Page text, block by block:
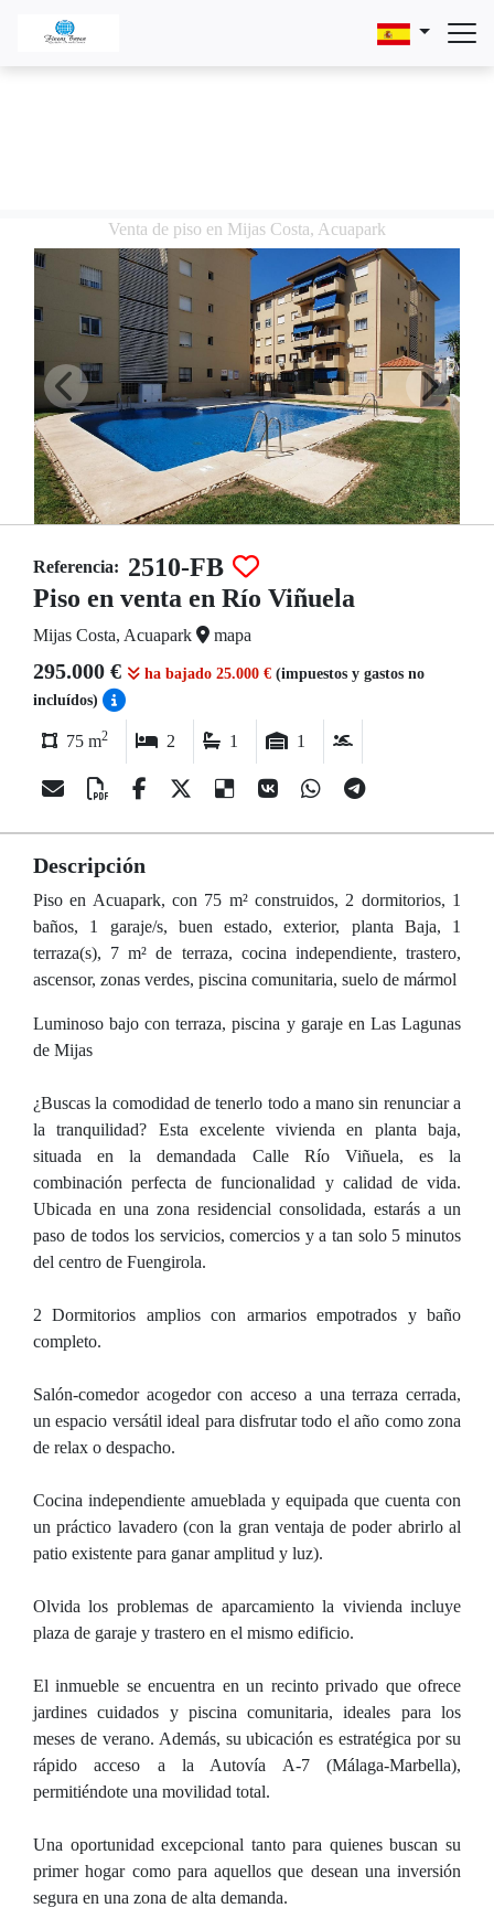
Venta de piso en Mijas Costa, Acuapark
Referencia: 2510-FB
Piso en venta en Río Viñuela
Mijas Costa, Acuapark mapa
295.000 € ha bajado 25.000 € (impuestos y gastos no
incluídos)
75 m2 2 1 1
Descripción
Piso en Acuapark, con 75 m² construidos, 2 dormitorios, 1
baños, 1 garaje/s, buen estado, exterior, planta Baja, 1
terraza(s), 7 m² de terraza, cocina independiente, trastero,
ascensor, zonas verdes, piscina comunitaria, suelo de mármol
Luminoso bajo con terraza, piscina y garaje en Las Lagunas
de Mijas
¿Buscas la comodidad de tenerlo todo a mano sin renunciar a
la tranquilidad? Esta excelente vivienda en planta baja,
situada en la demandada Calle Río Viñuela, es la
combinación perfecta de funcionalidad y calidad de vida.
Ubicada en una zona residencial consolidada, estarás a un
paso de todos los servicios, comercios y a tan solo 5 minutos
del centro de Fuengirola.
2 Dormitorios amplios con armarios empotrados y baño
completo.
Salón-comedor acogedor con acceso a una terraza cerrada,
un espacio versátil ideal para disfrutar todo el año como zona
de relax o despacho.
Cocina independiente amueblada y equipada que cuenta con
un práctico lavadero (con la gran ventaja de poder abrirlo al
patio existente para ganar amplitud y luz).
Olvida los problemas de aparcamiento la vivienda incluye
plaza de garaje y trastero en el mismo edificio.
El inmueble se encuentra en un recinto privado que ofrece
jardines cuidados y piscina comunitaria, ideales para los
meses de verano. Además, su ubicación es estratégica por su
rápido acceso a la Autovía A-7 (Málaga-Marbella),
permitiéndote una movilidad total.
Una oportunidad excepcional tanto para quienes buscan su
primer hogar como para aquellos que desean una inversión
segura en una zona de alta demanda.